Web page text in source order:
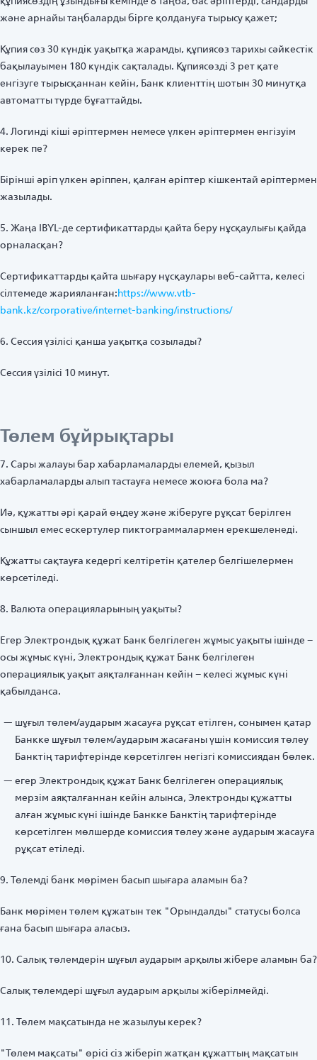
және арнайы таңбаларды бірге қолдануға тырысу қажет;
Құпия сөз 30 күндік уақытқа жарамды, құпиясөз тарихы сәйкестік
бақылауымен 180 күндік сақталады. Құпиясөзді 3 рет қате
енгізуге тырысқаннан кейін, Банк клиенттің шотын 30 минутқа
автоматты түрде бұғаттайды.
4. Логинді кіші әріптермен немесе үлкен әріптермен енгізуім
керек пе?
Бірінші әріп үлкен әріппен, қалған әріптер кішкентай әріптермен
жазылады.
5. Жаңа IBYL-де сертификаттарды қайта беру нұсқаулығы қайда
орналасқан?
Сертификаттарды қайта шығару нұсқаулары веб-сайтта, келесі
сілтемеде жарияланған:https://www.vtb-
bank.kz/corporative/internet-banking/instructions/
6. Сессия үзілісі қанша уақытқа созылады?
Сессия үзілісі 10 минут.
Төлем бұйрықтары
7. Сары жалауы бар хабарламаларды елемей, қызыл
хабарламаларды алып тастауға немесе жоюға бола ма?
Иә, құжатты әрі қарай өңдеу және жіберуге рұқсат берілген
сыншыл емес ескертулер пиктограммалармен ерекшеленеді.
Құжатты сақтауға кедергі келтіретін қателер белгішелермен
көрсетіледі.
8. Валюта операцияларының уақыты?
Егер Электрондық құжат Банк белгілеген жұмыс уақыты ішінде –
осы жұмыс күні, Электрондық құжат Банк белгілеген
операциялық уақыт аяқталғаннан кейін – келесі жұмыс күні
қабылданса.
шұғыл төлем/аударым жасауға рұқсат етілген, сонымен қатар
Банкке шұғыл төлем/аударым жасағаны үшін комиссия төлеу
Банктің тарифтерінде көрсетілген негізгі комиссиядан бөлек.
егер Электрондық құжат Банк белгілеген операциялық
мерзім аяқталғаннан кейін алынса, Электронды құжатты
алған жұмыс күні ішінде Банкке Банктің тарифтерінде
көрсетілген мөлшерде комиссия төлеу және аударым жасауға
рұқсат етіледі.
9. Төлемді банк мөрімен басып шығара аламын ба?
Банк мөрімен төлем құжатын тек "Орындалды" статусы болса
ғана басып шығара аласыз.
10. Салық төлемдерін шұғыл аударым арқылы жібере аламын ба?
Салық төлемдері шұғыл аударым арқылы жіберілмейді.
11. Төлем мақсатында не жазылуы керек?
"Төлем мақсаты" өрісі сіз жіберіп жатқан құжаттың мақсатын